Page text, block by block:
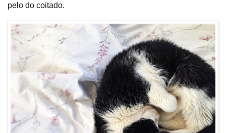
pelo do coitado.